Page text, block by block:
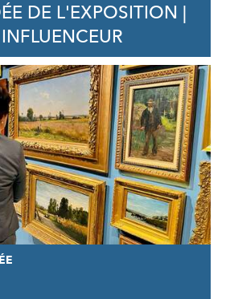
DE L'EXPOSITION |